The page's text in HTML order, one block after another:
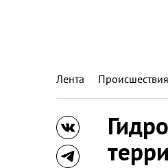
Лента Происшествия